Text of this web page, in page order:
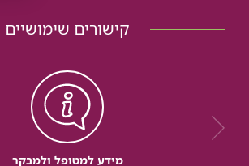
תפריט
קישורים שימושיים
מידע למטופל ולמבקר